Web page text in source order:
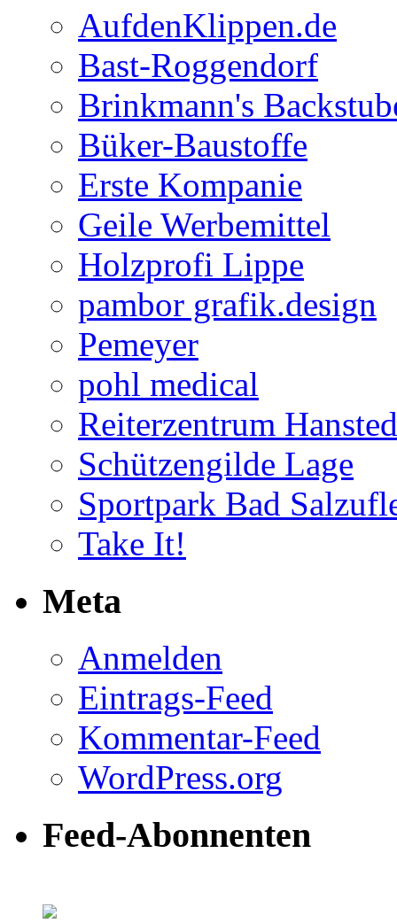
AufdenKlippen.de
Bast-Roggendorf
Brinkmann's
Büker-Baustoffe
Erste Kompanie
Geile Werbemittel
Holzprofi Lippe
pambor grafik.design
Pemeyer
pohl medical
Reiterzentrum
Schützengilde Lage
Sportpark Bad
Take It!
Meta
Anmelden
Eintrags-Feed
Kommentar-Feed
WordPress.org
Feed-Abonnenten